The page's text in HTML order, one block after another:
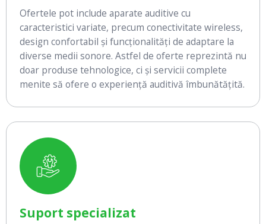
Ofertele pot include aparate auditive cu
caracteristici variate, precum conectivitate wireless,
design confortabil și funcționalități de adaptare la
diverse medii sonore. Astfel de oferte reprezintă nu
doar produse tehnologice, ci și servicii complete
menite să ofere o experiență auditivă îmbunătățită.
Suport specializat